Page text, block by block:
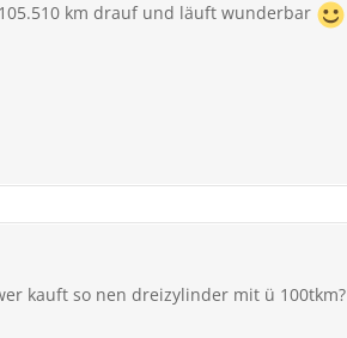
km drauf und läuft wunderbar
kauft so nen dreizylinder mit ü 100tkm?